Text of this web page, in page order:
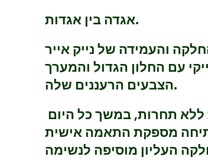
אגדה בין אגדות.
והעמידה של נייק אייר
עם החלון הגדול והמערך
הצבעים הרעננים שלה.
מספקת התאמה אישית
העליון מוסיפה לנשימה